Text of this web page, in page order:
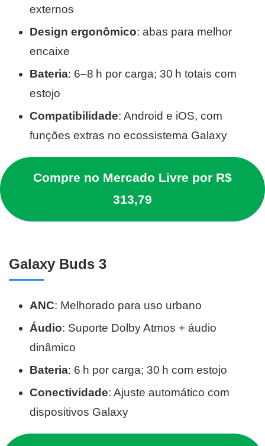
externos
Design ergonômico: abas para melhor
encaixe
Bateria: 6–8 h por carga; 30 h totais com
estojo
Compatibilidade: Android e iOS, com
funções extras no ecossistema Galaxy
Compre no Mercado Livre por R$
313,79
Galaxy Buds 3
ANC: Melhorado para uso urbano
Áudio: Suporte Dolby Atmos + áudio
dinâmico
Bateria: 6 h por carga; 30 h com estojo
Conectividade: Ajuste automático com
dispositivos Galaxy